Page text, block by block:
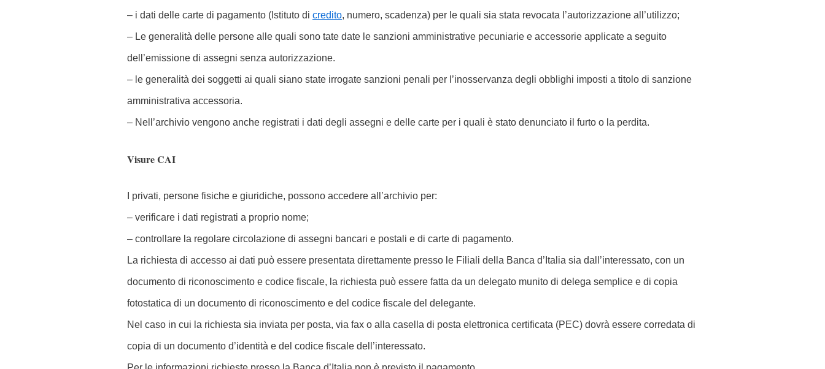
– i dati delle carte di pagamento (Istituto di credito, numero, scadenza) per le quali sia stata revocata l’autorizzazione all’utilizzo;
– Le generalità delle persone alle quali sono tate date le sanzioni amministrative pecuniarie e accessorie applicate a seguito
dell’emissione di assegni senza autorizzazione.
– le generalità dei soggetti ai quali siano state irrogate sanzioni penali per l’inosservanza degli obblighi imposti a titolo di sanzione
amministrativa accessoria.
– Nell’archivio vengono anche registrati i dati degli assegni e delle carte per i quali è stato denunciato il furto o la perdita.
Visure CAI
I privati, persone fisiche e giuridiche, possono accedere all’archivio per:
– verificare i dati registrati a proprio nome;
– controllare la regolare circolazione di assegni bancari e postali e di carte di pagamento.
La richiesta di accesso ai dati può essere presentata direttamente presso le Filiali della Banca d’Italia sia dall’interessato, con un
documento di riconoscimento e codice fiscale, la richiesta può essere fatta da un delegato munito di delega semplice e di copia
fotostatica di un documento di riconoscimento e del codice fiscale del delegante.
Nel caso in cui la richiesta sia inviata per posta, via fax o alla casella di posta elettronica certificata (PEC) dovrà essere corredata di
copia di un documento d’identità e del codice fiscale dell’interessato.